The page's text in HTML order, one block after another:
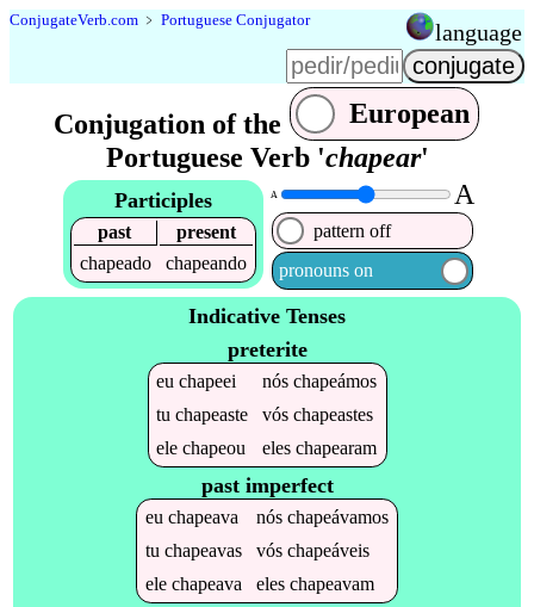
ConjugateVerb.com ﹥ Portuguese Conjugator language
Conjugation of the
European
Portuguese Verb 'chapear'
Participles
past
present
chapeado
chapeando
A A
pattern off
pronouns on
Indicative Tenses
preterite
euchapeei nóschapeámos
tuchapeaste vóschapeastes
elechapeou eleschapearam
past imperfect
eu chapeava nós chapeávamos
tu chapeavas vós chapeáveis
ele chapeava eles chapeavam